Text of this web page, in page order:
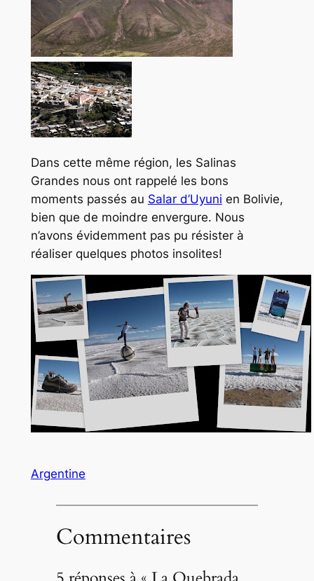
Dans cette même région, les Salinas
Grandes nous ont rappelé les bons
moments passés au Salar d’Uyuni en Bolivie,
bien que de moindre envergure. Nous
n’avons évidemment pas pu résister à
réaliser quelques photos insolites!
Argentine
Commentaires